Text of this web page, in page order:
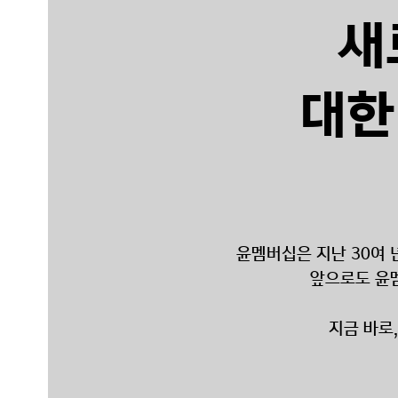
새
대
윤멤버십은 지난 30여
앞으로도 윤
지금 바